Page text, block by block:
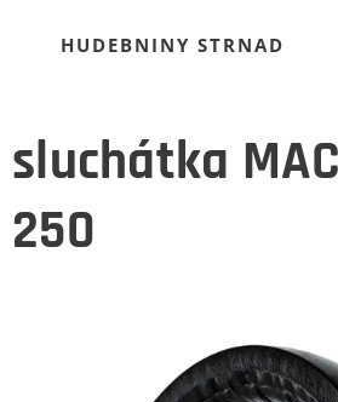
HUDEBNINY STRNAD
sluchátka
250